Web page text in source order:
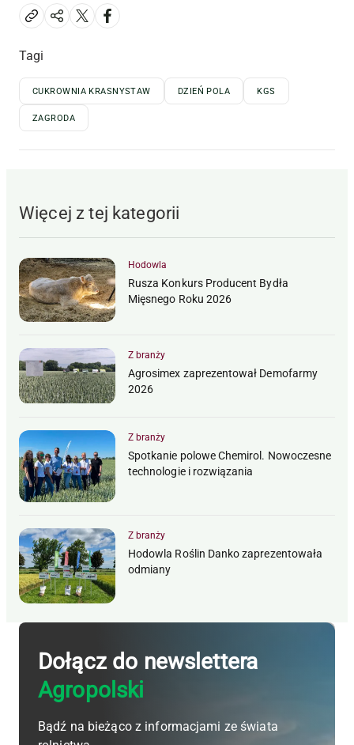
Tagi
CUKROWNIA KRASNYSTAW DZIEŃ POLA KGS
ZAGRODA
Więcej z tej kategorii
Hodowla
Rusza Konkurs Producent Bydła
Mięsnego Roku 2026
Z branży
Agrosimex zaprezentował Demofarmy
2026
Z branży
Spotkanie polowe Chemirol. Nowoczesne
technologie i rozwiązania
Z branży
Hodowla Roślin Danko zaprezentowała
odmiany
Dołącz do newslettera
Agropolski
Bądź na bieżąco z informacjami ze świata